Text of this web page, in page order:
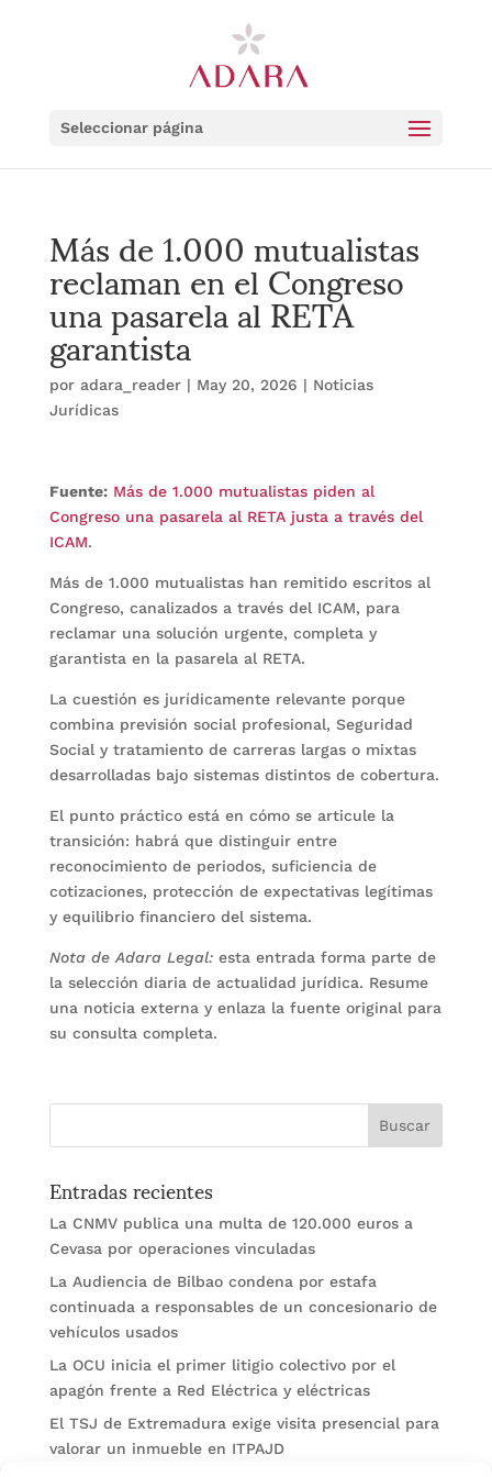
Seleccionar página
Más de 1.000 mutualistas
reclaman en el Congreso
una pasarela al RETA
garantista
por adara_reader| May 20, 2026 | Noticias
Jurídicas
Fuente: Más de 1.000 mutualistas piden al
Congreso una pasarela al RETA justa a través del
ICAM.
Más de 1.000 mutualistas han remitido escritos al
Congreso, canalizados a través del ICAM, para
reclamar una solución urgente, completa y
garantista en la pasarela al RETA.
La cuestión es jurídicamente relevante porque
combina previsión social profesional, Seguridad
Social y tratamiento de carreras largas o mixtas
desarrolladas bajo sistemas distintos de cobertura.
El punto práctico está en cómo se articule la
transición: habrá que distinguir entre
reconocimiento de periodos, suficiencia de
cotizaciones, protección de expectativas legítimas
y equilibrio financiero del sistema.
Nota de Adara Legal:esta entrada forma parte de
la selección diaria de actualidad jurídica. Resume
una noticia externa y enlaza la fuente original para
su consulta completa.
Entradas recientes
La CNMV publica una multa de 120.000 euros a
Cevasa por operaciones vinculadas
La Audiencia de Bilbao condena por estafa
continuada a responsables de un concesionario de
vehículos usados
La OCU inicia el primer litigio colectivo por el
apagón frente a Red Eléctrica y eléctricas
El TSJ de Extremadura exige visita presencial para
valorar un inmueble en ITPAJD